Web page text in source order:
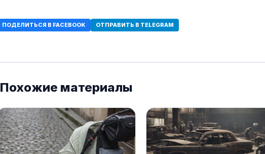
ПОДЕЛИТЬСЯ В FACEBOOK ОТПРАВИТЬ В TELEGRAM
Похожие материалы